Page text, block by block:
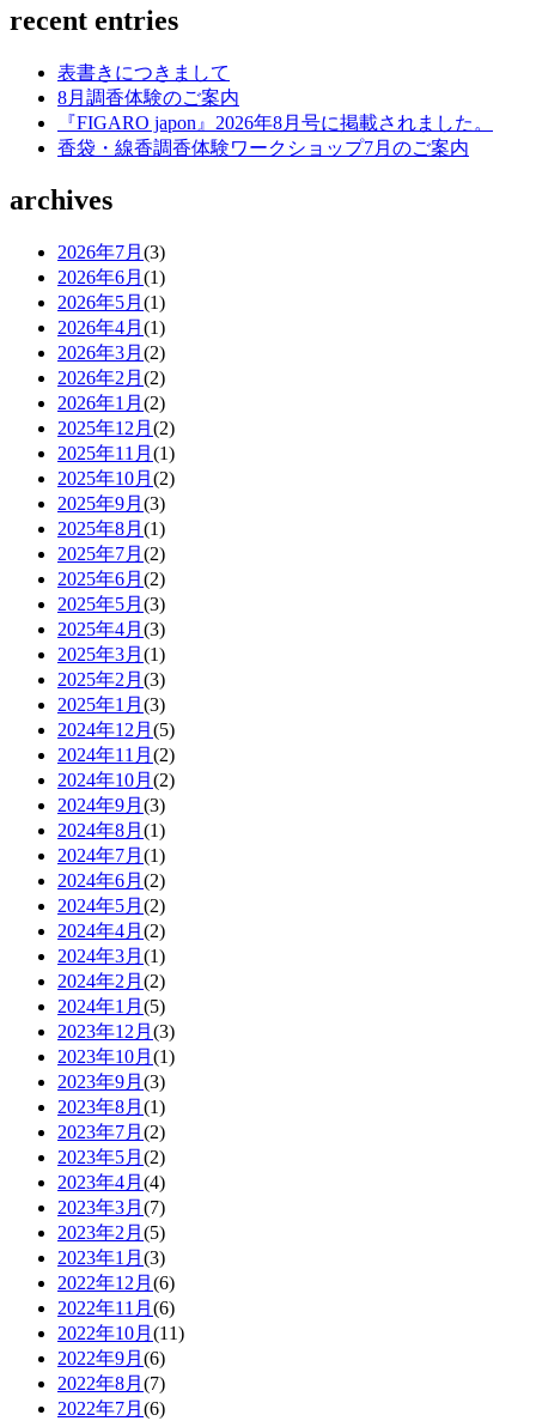
recent entries
表書きにつきまして
8月調香体験のご案内
『FIGARO japon』2026年8月号に掲載されました。
香袋・線香調香体験ワークショップ7月のご案内
archives
2026年7月 (3)
2026年6月 (1)
2026年5月 (1)
2026年4月 (1)
2026年3月 (2)
2026年2月 (2)
2026年1月 (2)
2025年12月 (2)
2025年11月 (1)
2025年10月 (2)
2025年9月 (3)
2025年8月 (1)
2025年7月 (2)
2025年6月 (2)
2025年5月 (3)
2025年4月 (3)
2025年3月 (1)
2025年2月 (3)
2025年1月 (3)
2024年12月 (5)
2024年11月 (2)
2024年10月 (2)
2024年9月 (3)
2024年8月 (1)
2024年7月 (1)
2024年6月 (2)
2024年5月 (2)
2024年4月 (2)
2024年3月 (1)
2024年2月 (2)
2024年1月 (5)
2023年12月 (3)
2023年10月 (1)
2023年9月 (3)
2023年8月 (1)
2023年7月 (2)
2023年5月 (2)
2023年4月 (4)
2023年3月 (7)
2023年2月 (5)
2023年1月 (3)
2022年12月 (6)
2022年11月 (6)
2022年10月 (11)
2022年9月 (6)
2022年8月 (7)
2022年7月 (6)